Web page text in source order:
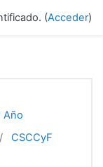
(Acceder)
Año
CSCCyF